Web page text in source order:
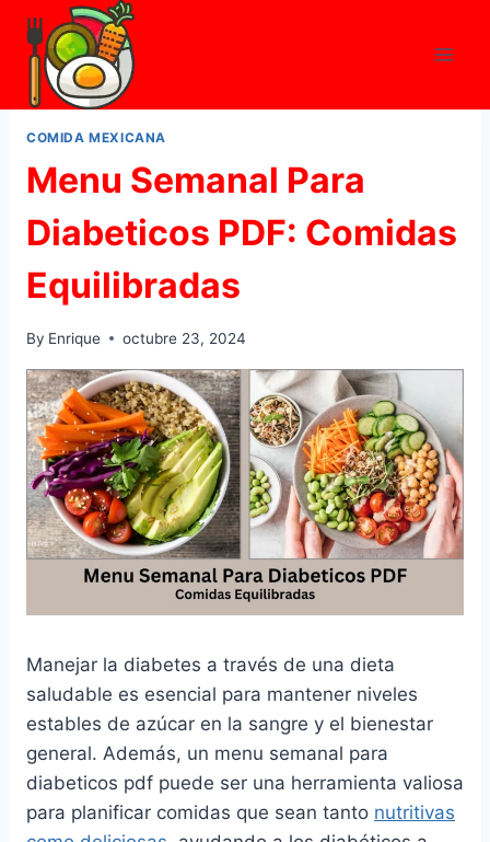
Skip
content
COMIDA MEXICANA
Menu Semanal Para
Diabeticos PDF: Comidas
Equilibradas
By Enrique octubre 23, 2024
Manejar la diabetes a través de una dieta
saludable es esencial para mantener niveles
estables de azúcar en la sangre y el bienestar
general. Además, un menu semanal para
diabeticos pdf puede ser una herramienta valiosa
para planificar comidas que sean tanto nutritivas